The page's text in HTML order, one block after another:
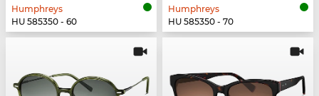
Humphreys
HU 585350 - 60
Humphreys
HU 585350 - 70